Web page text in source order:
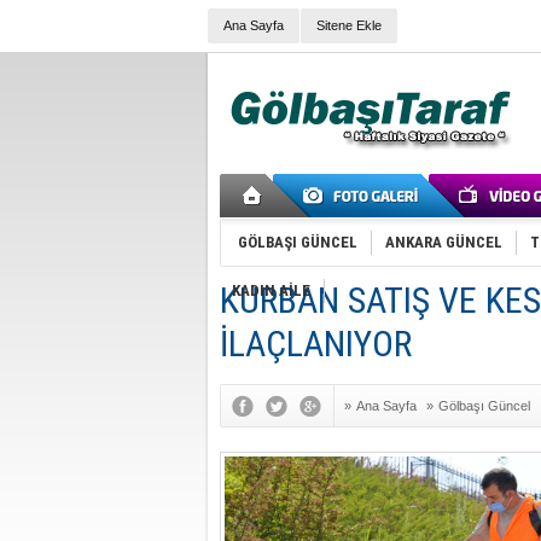
Ana Sayfa Sitene Ekle
GÖLBAŞI GÜNCEL ANKARA GÜNCEL
KADIN AİLE
KURBAN SATIŞ VE
İLAÇLANIYOR
» Ana Sayfa » Gölbaşı Güncel